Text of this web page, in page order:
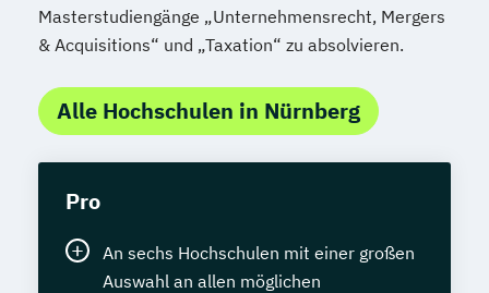
Masterstudiengänge „Unternehmensrecht, Mergers
& Acquisitions“ und „Taxation“ zu absolvieren.
Alle Hochschulen in Nürnberg
Pro
An sechs Hochschulen mit einer großen
Auswahl an allen möglichen